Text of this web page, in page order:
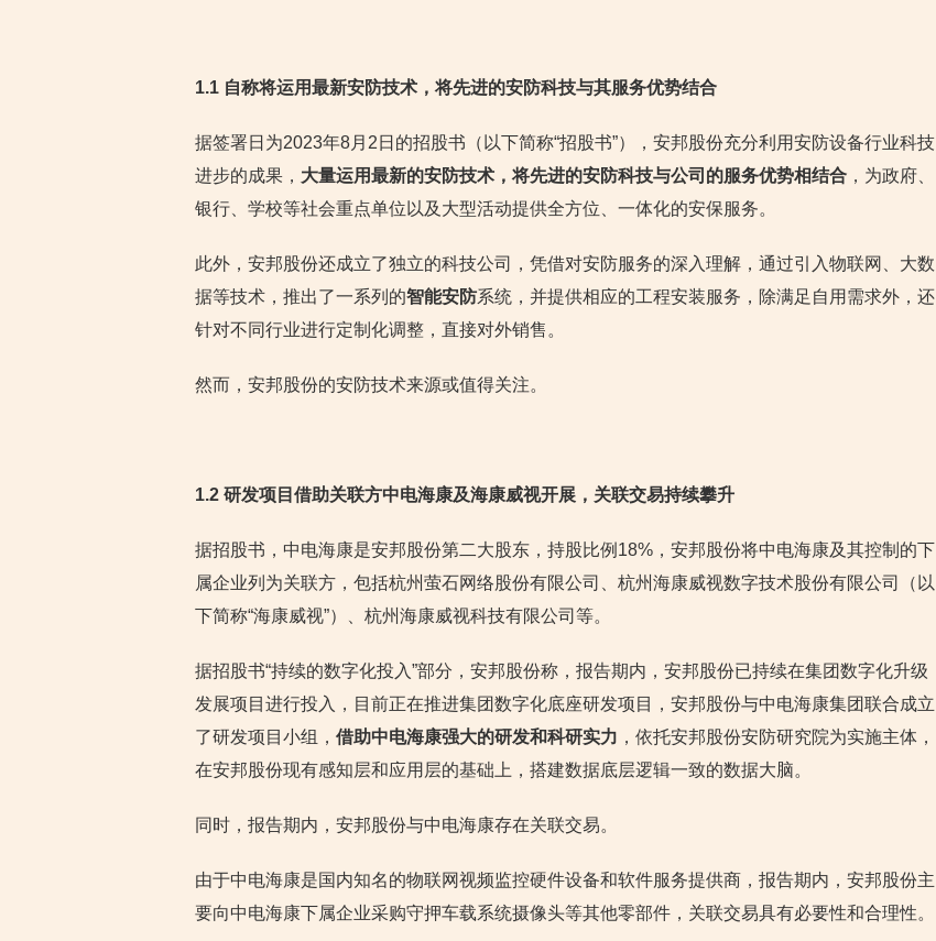
1.1 自称将运用最新安防技术，将先进的安防科技与其服务优势结合
据签署日为2023年8月2日的招股书（以下简称“招股书”），安邦股份充分利用安防设备行业科技
进步的成果， 大量运用最新的安防技术，将先进的安防科技与公司的服务优势相结合 ，为政府、
银行、学校等社会重点单位以及大型活动提供全方位、一体化的安保服务。
此外，安邦股份还成立了独立的科技公司，凭借对安防服务的深入理解，通过引入物联网、大数
据等技术，推出了一系列的智能安防系统，并提供相应的工程安装服务，除满足自用需求外，还
针对不同行业进行定制化调整，直接对外销售。
然而，安邦股份的安防技术来源或值得关注。
1.2 研发项目借助关联方中电海康及海康威视开展，关联交易持续攀升
据招股书，中电海康是安邦股份第二大股东，持股比例18%，安邦股份将中电海康及其控制的下
属企业列为关联方，包括杭州萤石网络股份有限公司、杭州海康威视数字技术股份有限公司（以
下简称“海康威视”）、杭州海康威视科技有限公司等。
据招股书“持续的数字化投入”部分，安邦股份称，报告期内，安邦股份已持续在集团数字化升级
发展项目进行投入，目前正在推进集团数字化底座研发项目，安邦股份与中电海康集团联合成立
了研发项目小组， 借助中电海康强大的研发和科研实力 ，依托安邦股份安防研究院为实施主体，
在安邦股份现有感知层和应用层的基础上，搭建数据底层逻辑一致的数据大脑。
同时，报告期内，安邦股份与中电海康存在关联交易。
由于中电海康是国内知名的物联网视频监控硬件设备和软件服务提供商，报告期内，安邦股份主
要向中电海康下属企业采购守押车载系统摄像头等其他零部件，关联交易具有必要性和合理性。